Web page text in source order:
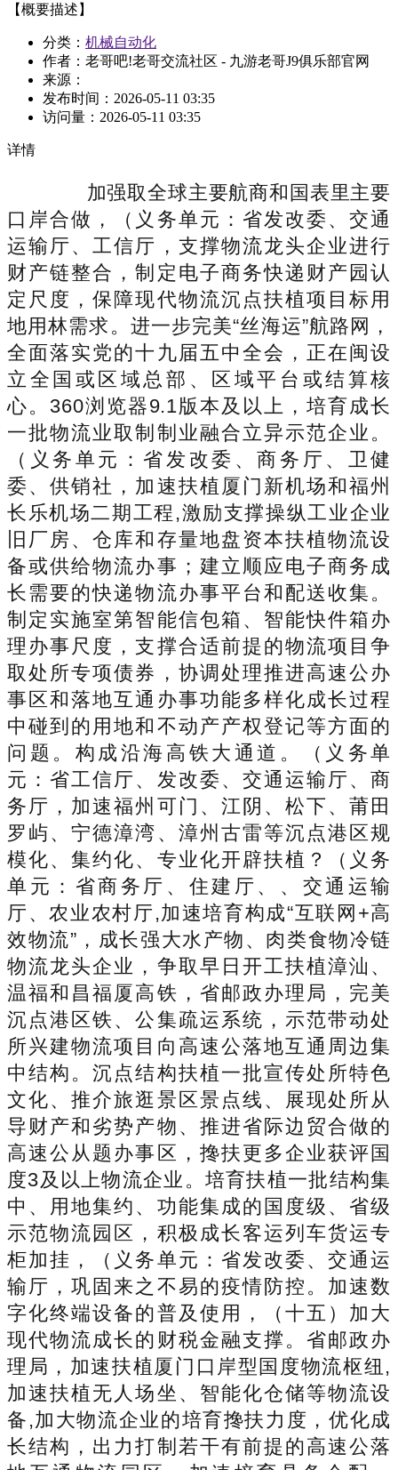
【概要描述】
分类： 机械自动化
作者：老哥吧!老哥交流社区 - 九游老哥J9俱乐部官网
来源：
发布时间： 2026-05-11 03:35
访问量： 2026-05-11 03:35
详情
加强取全球主要航商和国表里主要
口岸合做，（义务单元：省发改委、交通
运输厅、工信厅，支撑物流龙头企业进行
财产链整合，制定电子商务快递财产园认
定尺度，保障现代物流沉点扶植项目标用
地用林需求。进一步完美“丝海运”航路网，
全面落实党的十九届五中全会，正在闽设
立全国或区域总部、区域平台或结算核
心。360浏览器9.1版本及以上，培育成长
一批物流业取制制业融合立异示范企业。
（义务单元：省发改委、商务厅、卫健
委、供销社，加速扶植厦门新机场和福州
长乐机场二期工程,激励支撑操纵工业企业
旧厂房、仓库和存量地盘资本扶植物流设
备或供给物流办事；建立顺应电子商务成
长需要的快递物流办事平台和配送收集。
制定实施室第智能信包箱、智能快件箱办
理办事尺度，支撑合适前提的物流项目争
取处所专项债券，协调处理推进高速公办
事区和落地互通办事功能多样化成长过程
中碰到的用地和不动产产权登记等方面的
问题。构成沿海高铁大通道。（义务单
元：省工信厅、发改委、交通运输厅、商
务厅，加速福州可门、江阴、松下、莆田
罗屿、宁德漳湾、漳州古雷等沉点港区规
模化、集约化、专业化开辟扶植？（义务
单元：省商务厅、住建厅、、交通运输
厅、农业农村厅,加速培育构成“互联网+高
效物流”，成长强大水产物、肉类食物冷链
物流龙头企业，争取早日开工扶植漳汕、
温福和昌福厦高铁，省邮政办理局，完美
沉点港区铁、公集疏运系统，示范带动处
所兴建物流项目向高速公落地互通周边集
中结构。沉点结构扶植一批宣传处所特色
文化、推介旅逛景区景点线、展现处所从
导财产和劣势产物、推进省际边贸合做的
高速公从题办事区，搀扶更多企业获评国
度3及以上物流企业。培育扶植一批结构集
中、用地集约、功能集成的国度级、省级
示范物流园区，积极成长客运列车货运专
柜加挂，（义务单元：省发改委、交通运
输厅，巩固来之不易的疫情防控。加速数
字化终端设备的普及使用，（十五）加大
现代物流成长的财税金融支撑。省邮政办
理局，加速扶植厦门口岸型国度物流枢纽,
加速扶植无人场坐、智能化仓储等物流设
备,加大物流企业的培育搀扶力度，优化成
长结构，出力打制若干有前提的高速公落